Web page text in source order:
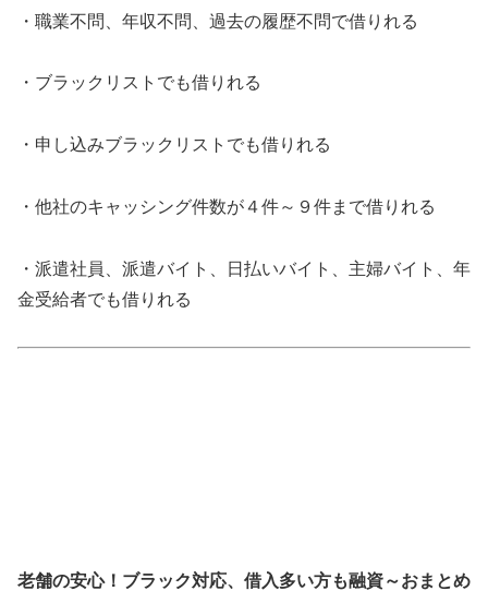
・職業不問、年収不問、過去の履歴不問で借りれる
・ブラックリストでも借りれる
・申し込みブラックリストでも借りれる
・他社のキャッシング件数が４件～９件まで借りれる
・派遣社員、派遣バイト、日払いバイト、主婦バイト、年
金受給者でも借りれる
老舗の安心！ブラック対応、借入多い方も融資～おまとめ